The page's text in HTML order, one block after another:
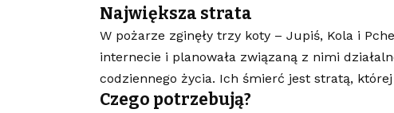
Największa strata
W pożarze zginęły trzy koty – Jupiś, Kola i
internecie i planowała związaną z nimi
codziennego życia. Ich śmierć jest stratą,
Czego potrzebują?